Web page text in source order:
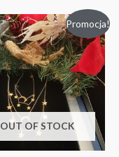
Promocja!
OUT OF STOCK